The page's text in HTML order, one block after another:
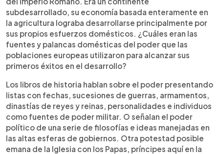
subdesarrollado, su economía basada enteramente en
la agricultura lograba desarrollarse principalmente por
sus propios esfuerzos domésticos. ¿Cuáles eran las
fuentes y palancas domésticas del poder que las
poblaciones europeas utilizaron para alcanzar sus
primeros éxitos en el desarrollo?
Los libros de historia hablan sobre el poder presentando
listas con fechas, sucesiones de guerras, armamentos,
dinastías de reyes y reinas, personalidades e individuos
como fuentes de poder militar. O señalan el poder
político de una serie de filosofías e ideas manejadas en
las altas esferas de gobiernos. Otra potestad posible
emana de la Iglesia con los Papas, príncipes aquí en la